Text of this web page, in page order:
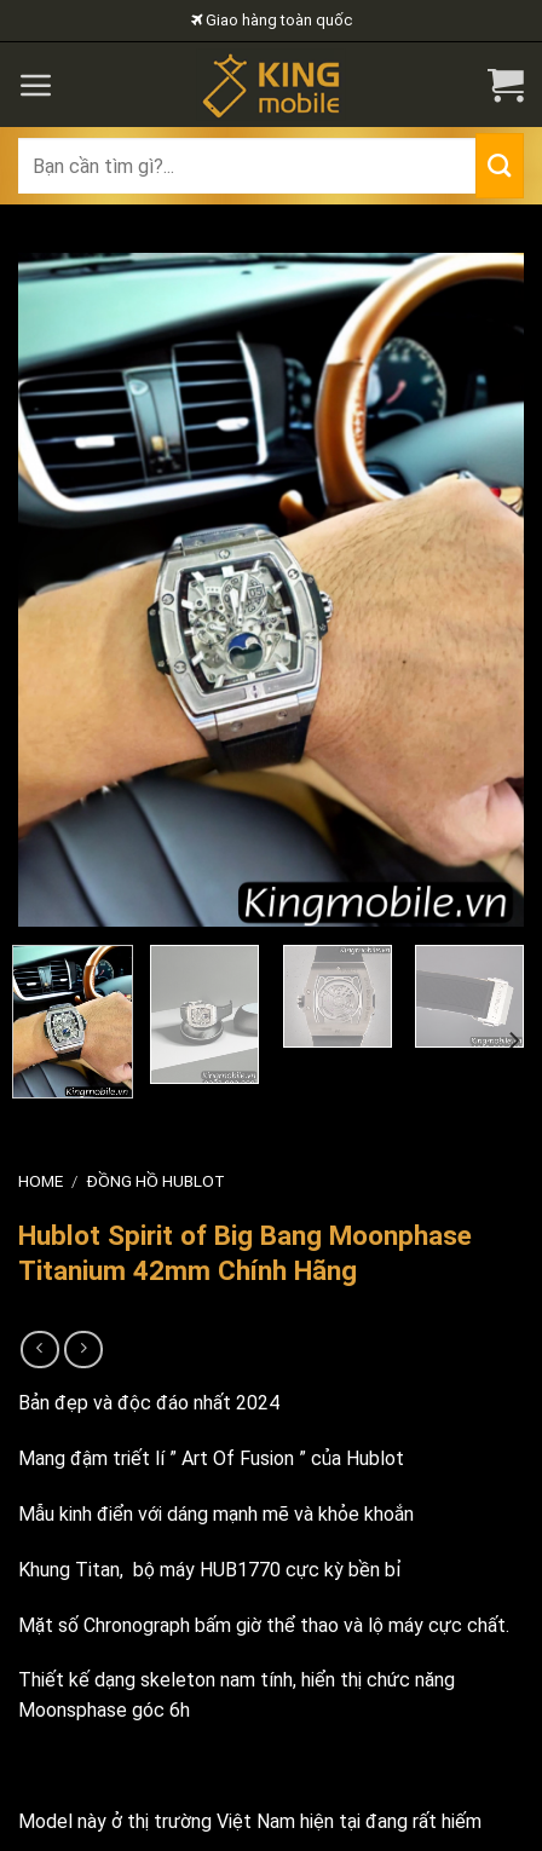
to
content
Giao hàng toàn quốc
for:
HOME / ĐỒNG HỒ HUBLOT
Hublot Spirit of Big Bang Moonphase
Titanium 42mm Chính Hãng
Bản đẹp và độc đáo nhất 2024
Mang đậm triết lí ” Art Of Fusion ” của Hublot
Mẫu kinh điển với dáng mạnh mẽ và khỏe khoắn
Khung Titan, bộ máy HUB1770 cực kỳ bền bỉ
Mặt số Chronograph bấm giờ thể thao và lộ máy cực chất.
Thiết kế dạng skeleton nam tính, hiển thị chức năng
Moonsphase góc 6h
Model này ở thị trường Việt Nam hiện tại đang rất hiếm